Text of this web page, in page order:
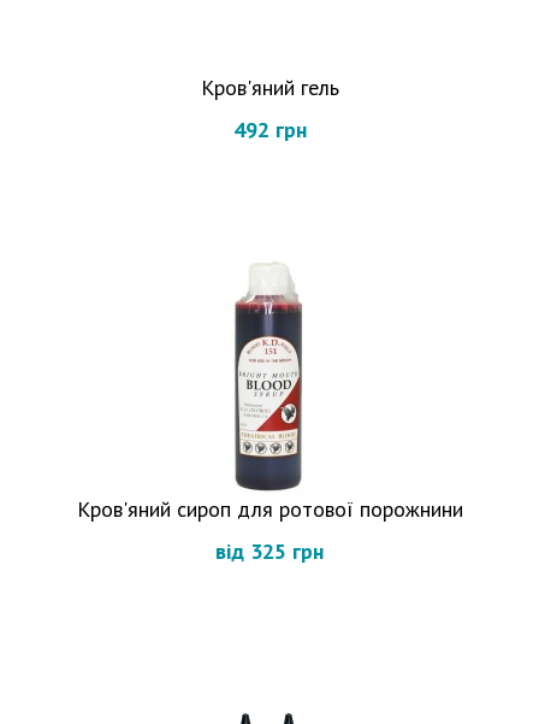
Кров'яний гель
492 грн
Кров'яний сироп для ротової порожнини
від 325 грн